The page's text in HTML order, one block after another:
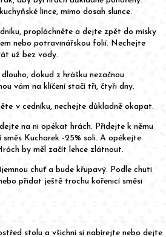
lince, mimo dosah slunce.
propláchněte a dejte zpět do misky
nebo potravinářskou folií. Nechejte
už bez vody.
dokud z hrášku nezačnou
vám na klíčení stačí tři, čtyři dny.
v cedníku, nechejte důkladně okapat.
na ni opékat hrách. Přidejte k němu
Kucharek -25% soli. A opékejte
by měl začít lehce zlátnout.
chuť a bude křupavý. Podle chuti
přidat ještě trochu kořenicí směsi
stolu a všichni si nabírejte nebo dejte